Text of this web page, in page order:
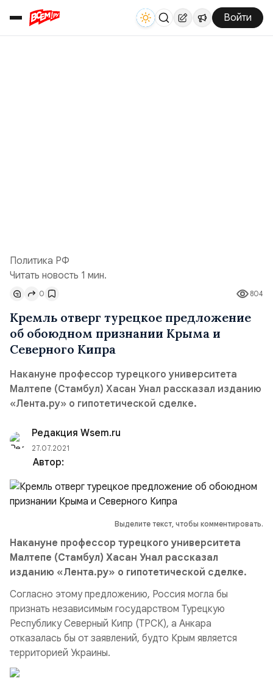
Войти
Политика РФ
Читать новость 1 мин.
804
0
Кремль отверг турецкое предложение
об обоюдном признании Крыма и
Северного Кипра
Накануне профессор турецкого университета
Малтепе (Стамбул) Хасан Унал рассказал изданию
«Лента.ру» о гипотетической сделке.
Редакция Wsem.ru
27.07.2021
Автор:
Выделите текст, чтобы комментировать.
Накануне профессор турецкого университета
Малтепе (Стамбул) Хасан Унал рассказал
изданию «Лента.ру» о гипотетической сделке.
Согласно этому предложению, Россия могла бы
признать независимым государством Турецкую
Республику Северный Кипр (ТРСК), а Анкара
отказалась бы от заявлений, будто Крым является
территорией Украины.